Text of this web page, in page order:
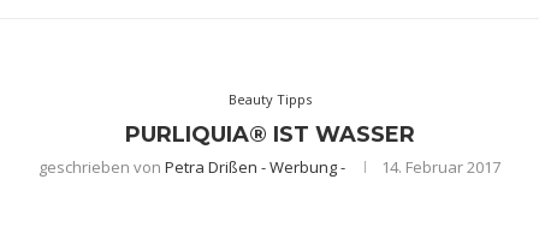
Beauty Tipps
PURLIQUIA® IST WASSER
geschrieben von Petra Drißen - Werbung - 14. Februar 2017